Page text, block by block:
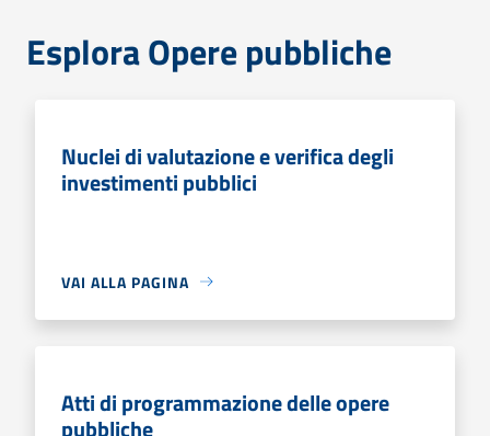
Esplora Opere pubbliche
Nuclei di valutazione e verifica degli
investimenti pubblici
VAI ALLA PAGINA
Atti di programmazione delle opere
pubbliche